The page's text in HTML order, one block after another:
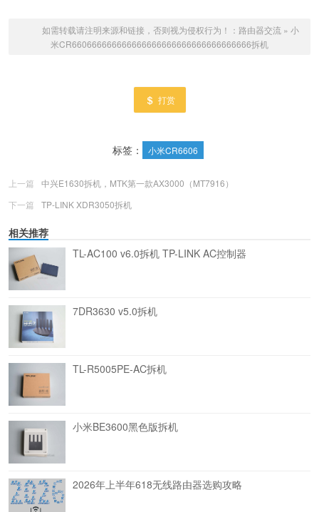
如需转载请注明来源和链接，否则视为侵权行为！： 路由器交流 » 小
米CR660666666666666666666666666666666666拆机
打赏
标签： 小米CR6606
上一篇
中兴E1630拆机，MTK第一款AX3000（MT7916）
下一篇
TP-LINK XDR3050拆机
相关推荐
TL-AC100 v6.0拆机 TP-LINK AC控制器
7DR3630 v5.0拆机
TL-R5005PE-AC拆机
小米BE3600黑色版拆机
2026年上半年618无线路由器选购攻略